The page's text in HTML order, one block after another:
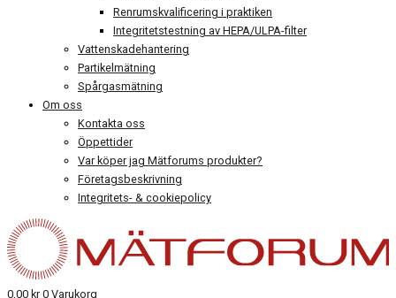
Renrumskvalificering i praktiken
Integritetstestning av HEPA/ULPA-filter
Vattenskadehantering
Partikelmätning
Spårgasmätning
Om oss
Kontakta oss
Öppettider
Var köper jag Mätforums produkter?
Företagsbeskrivning
Integritets- & cookiepolicy
0,00 kr 0 Varukorg